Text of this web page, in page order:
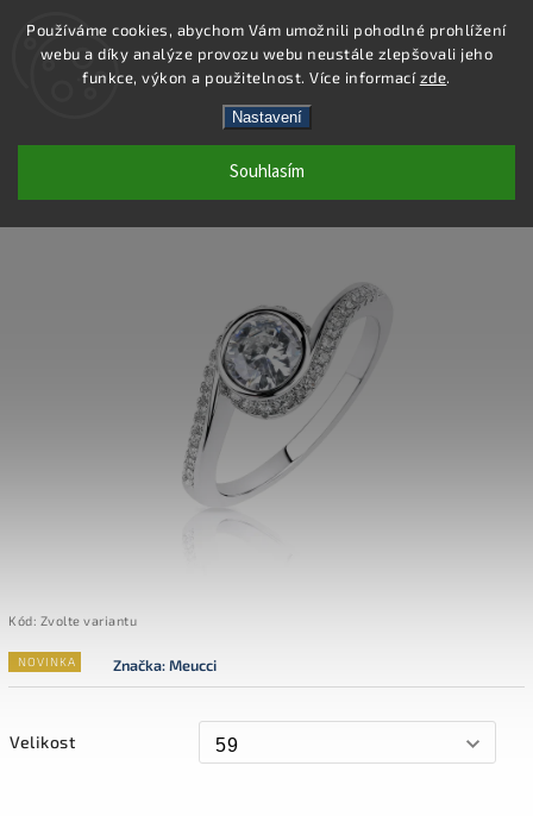
Používáme cookies, abychom Vám umožnili pohodlné prohlížení
webu a díky analýze provozu webu neustále zlepšovali jeho
funkce, výkon a použitelnost. Více informacízde.
Nastavení
Souhlasím
Hledat
SR196 - PRSTEN AG 925/1000
Kód: Zvolte variantu
NOVINKA Značka:Meucci
Velikost